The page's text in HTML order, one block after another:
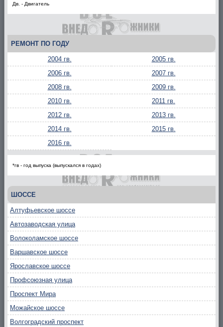
Дв. - Двигатель
РЕМОНТ ПО ГОДУ
2004 гв.
2005 гв.
2006 гв.
2007 гв.
2008 гв.
2009 гв.
2010 гв.
2011 гв.
2012 гв.
2013 гв.
2014 гв.
2015 гв.
2016 гв.
*гв - год выпуска (выпускался в годах)
ШОССЕ
Алтуфьевское шоссе
Автозаводская улица
Волоколамское шоссе
Варшавское шоссе
Ярославское шоссе
Профсоюзная улица
Проспект Мира
Можайское шоссе
Волгоградский проспект